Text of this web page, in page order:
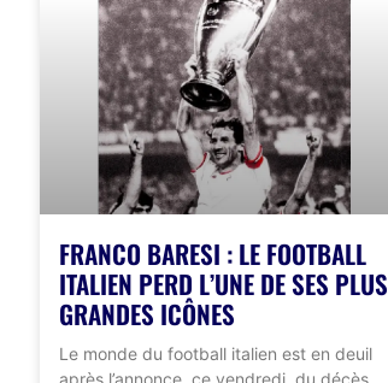
FRANCO BARESI : LE FOOTBALL
ITALIEN PERD L’UNE DE SES PLUS
GRANDES ICÔNES
Le monde du football italien est en deuil